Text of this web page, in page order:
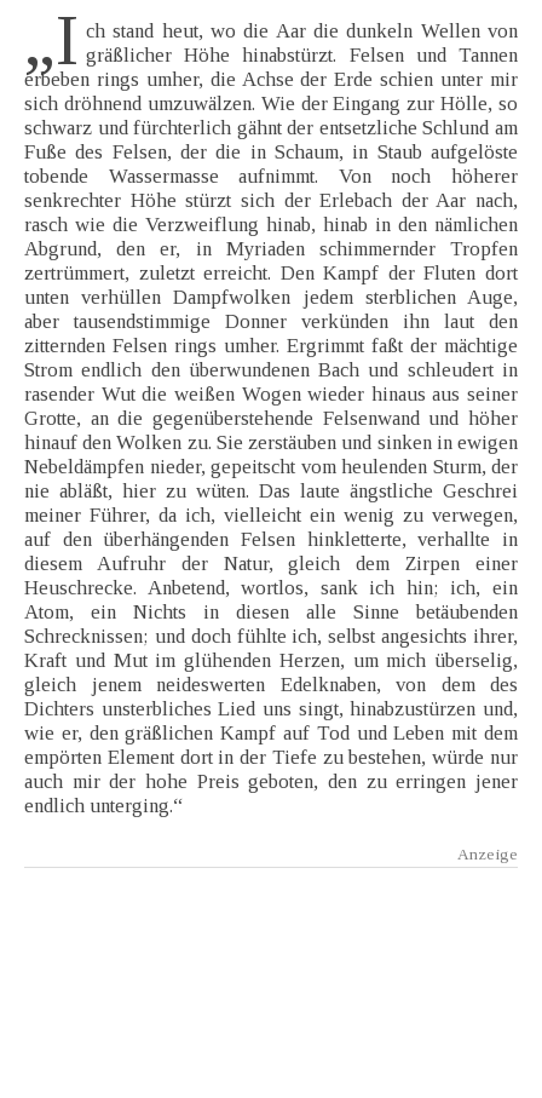
„I ch stand heut, wo die Aar die dunkeln Wellen von
gräßlicher Höhe hinabstürzt. Felsen und Tannen
erbeben rings umher, die Achse der Erde schien unter mir
sich dröhnend umzuwälzen. Wie der Eingang zur Hölle, so
schwarz und fürchterlich gähnt der entsetzliche Schlund am
Fuße des Felsen, der die in Schaum, in Staub aufgelöste
tobende Wassermasse aufnimmt. Von noch höherer
senkrechter Höhe stürzt sich der Erlebach der Aar nach,
rasch wie die Verzweiflung hinab, hinab in den nämlichen
Abgrund, den er, in Myriaden schimmernder Tropfen
zertrümmert, zuletzt erreicht. Den Kampf der Fluten dort
unten verhüllen Dampfwolken jedem sterblichen Auge,
aber tausendstimmige Donner verkünden ihn laut den
zitternden Felsen rings umher. Ergrimmt faßt der mächtige
Strom endlich den überwundenen Bach und schleudert in
rasender Wut die weißen Wogen wieder hinaus aus seiner
Grotte, an die gegenüberstehende Felsenwand und höher
hinauf den Wolken zu. Sie zerstäuben und sinken in ewigen
Nebeldämpfen nieder, gepeitscht vom heulenden Sturm, der
nie abläßt, hier zu wüten. Das laute ängstliche Geschrei
meiner Führer, da ich, vielleicht ein wenig zu verwegen,
auf den überhängenden Felsen hinkletterte, verhallte in
diesem Aufruhr der Natur, gleich dem Zirpen einer
Heuschrecke. Anbetend, wortlos, sank ich hin; ich, ein
Atom, ein Nichts in diesen alle Sinne betäubenden
Schrecknissen; und doch fühlte ich, selbst angesichts ihrer,
Kraft und Mut im glühenden Herzen, um mich überselig,
gleich jenem neideswerten Edelknaben, von dem des
Dichters unsterbliches Lied uns singt, hinabzustürzen und,
wie er, den gräßlichen Kampf auf Tod und Leben mit dem
empörten Element dort in der Tiefe zu bestehen, würde nur
auch mir der hohe Preis geboten, den zu erringen jener
endlich unterging.“